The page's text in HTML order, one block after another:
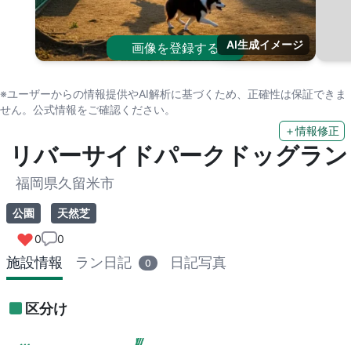
画像を登録する AI生成イメージ
※ユーザーからの情報提供やAI解析に基づくため、正確性は保証できま
せん。公式情報をご確認ください。
＋情報修正
リバーサイドパークドッグラン
福岡県久留米市
公園
天然芝
0
0
施設情報 ラン日記 0 日記写真
区分け